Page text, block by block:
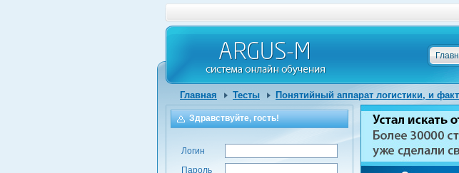
Главная Тесты Понятийный аппарат логистики, и
Здравствуйте, гость!
Логин
Пароль